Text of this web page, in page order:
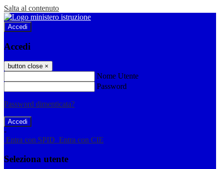
Salta al contenuto
Accedi
Accedi
button close ×
Nome Utente
Password
Password dimenticata?
-
Entra con SPID Entra con CIE
Seleziona utente